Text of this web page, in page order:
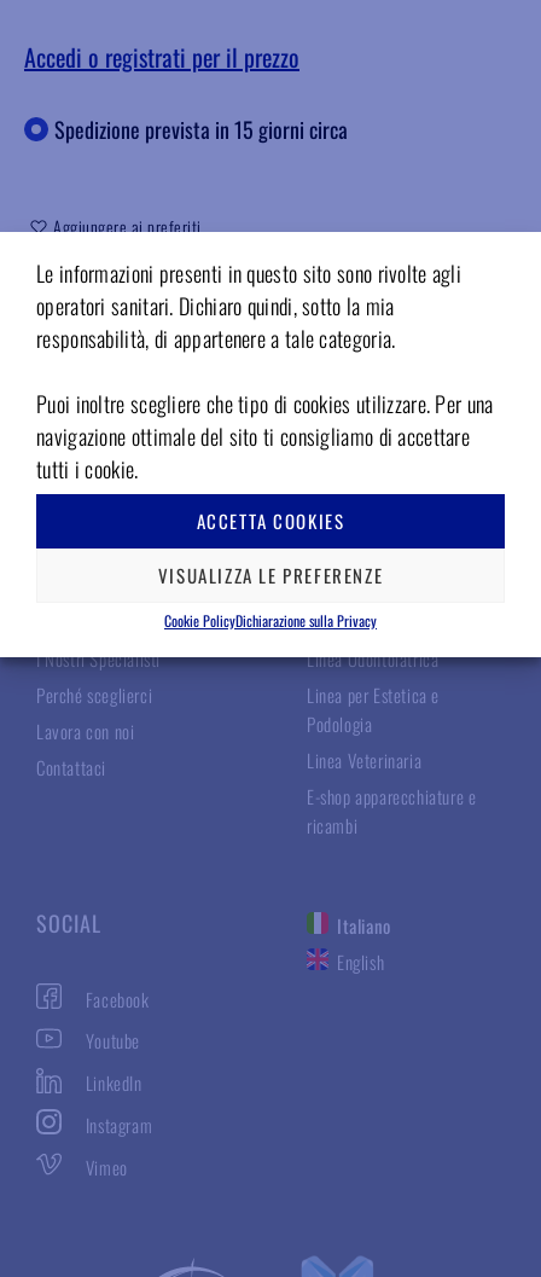
Le informazioni presenti in questo sito sono rivolte agli
operatori sanitari. Dichiaro quindi, sotto la mia
responsabilità, di appartenere a tale categoria.
Puoi inoltre scegliere che tipo di cookies utilizzare. Per una
navigazione ottimale del sito ti consigliamo di accettare
tutti i cookie.
ACCETTA COOKIES
VISUALIZZA LE PREFERENZE
Cookie PolicyDichiarazione sulla Privacy
Accedi o registrati per il prezzo
Spedizione prevista in 15 giorni circa
Aggiungere ai preferiti
Codice:SIV011.13
TECNOMED ITALIA
I Nostri Specialisti
Perché sceglierci
Lavora con noi
Contattaci
LE NOSTRE LINEE
Linea Chirurgica
Linea Odontoiatrica
Linea per Estetica e
Podologia
Linea Veterinaria
E-shop apparecchiature e
ricambi
SOCIAL
Facebook
Youtube
LinkedIn
Instagram
Vimeo
Italiano
English